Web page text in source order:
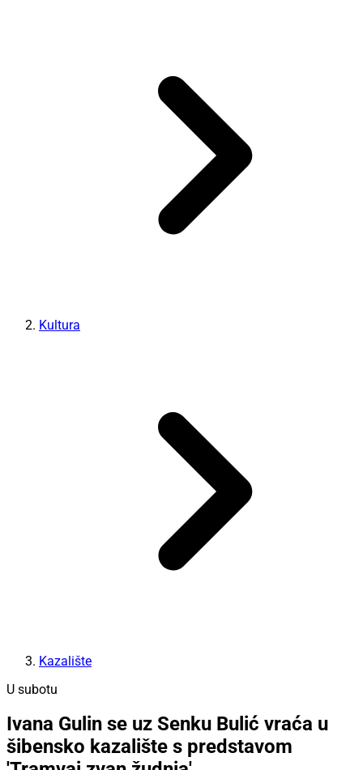
Kultura
Kazalište
U subotu
Ivana Gulin se uz Senku Bulić vraća u
šibensko kazalište s predstavom